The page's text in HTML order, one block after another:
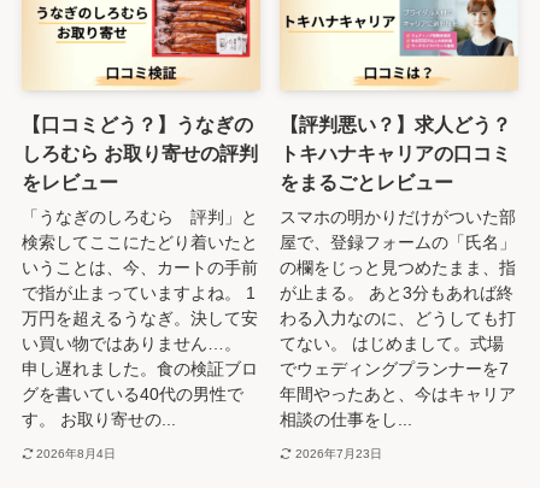
【口コミどう？】うなぎの
しろむら お取り寄せの評判
をレビュー
「うなぎのしろむら 評判」と
検索してここにたどり着いたと
いうことは、今、カートの手前
で指が止まっていますよね。 1
万円を超えるうなぎ。決して安
い買い物ではありません…。
申し遅れました。食の検証ブロ
グを書いている40代の男性で
す。 お取り寄せの...
2026年8月4日
【評判悪い？】求人どう？
トキハナキャリアの口コミ
をまるごとレビュー
スマホの明かりだけがついた部
屋で、登録フォームの「氏名」
の欄をじっと見つめたまま、指
が止まる。 あと3分もあれば終
わる入力なのに、どうしても打
てない。 はじめまして。式場
でウェディングプランナーを7
年間やったあと、今はキャリア
相談の仕事をし...
2026年7月23日